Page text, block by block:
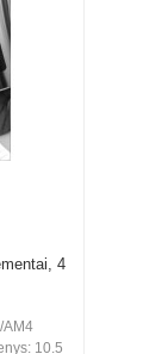
4
AM4
10.5